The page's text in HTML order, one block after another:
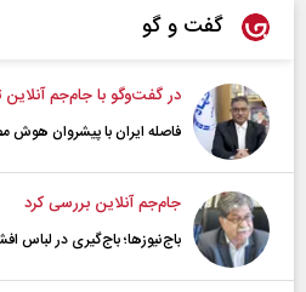
گفت و گو
در گفت‌و‌گو با جام‌جم
فاصله ایران با پیشرو‌ان هوش
جام‌جم آنلاین بررسی کرد
باج‌نیوزها؛ باج‌گیری در لباس